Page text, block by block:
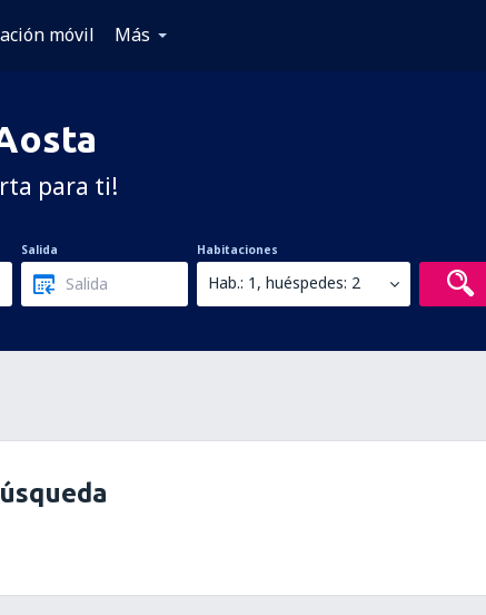
móvil Más
para ti!
Salida Habitaciones
Hab.: 1, huéspedes: 2